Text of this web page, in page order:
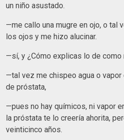
un niño asustado.
—me callo una mugre en ojo, o tal
los ojos y me hizo alucinar.
—sí, y ¿Cómo explicas lo de como
—tal vez me chispeo agua o
de próstata,
—pues no hay químicos, ni vapor
la próstata te lo creería ahorita,
veinticinco años.